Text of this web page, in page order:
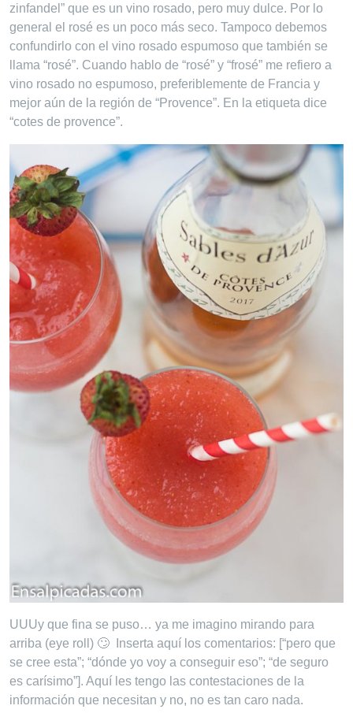
zinfandel” que es un vino rosado, pero muy dulce. Por lo
general el rosé es un poco más seco. Tampoco debemos
confundirlo con el vino rosado espumoso que también se
llama “rosé”. Cuando hablo de “rosé” y “frosé” me refiero a
vino rosado no espumoso, preferiblemente de Francia y
mejor aún de la región de “Provence”. En la etiqueta dice
“cotes de provence”.
UUUy que fina se puso… ya me imagino mirando para
arriba (eye roll) 🙄 Inserta aquí los comentarios: [“pero que
se cree esta”; “dónde yo voy a conseguir eso”; “de seguro
es carísimo”]. Aquí les tengo las contestaciones de la
información que necesitan y no, no es tan caro nada.